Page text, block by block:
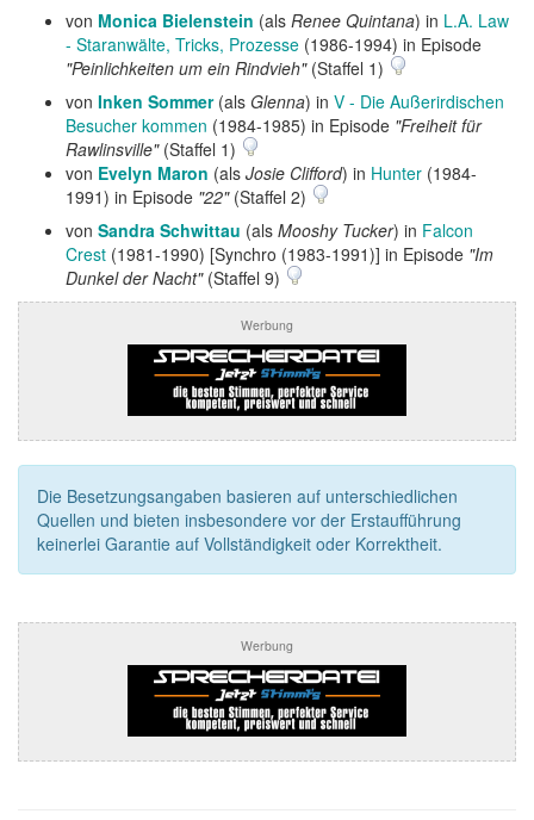
von Monica Bielenstein (als Renee Quintana) in L.A. Law
- Staranwälte, Tricks, Prozesse (1986-1994) in Episode
"Peinlichkeiten um ein Rindvieh"(Staffel 1)
von Inken Sommer(als Glenna) in V - Die Außerirdischen
Besucher kommen (1984-1985) in Episode "Freiheit für
Rawlinsville"(Staffel 1)
von Evelyn Maron (als Josie Clifford) in Hunter (1984-
1991) in Episode "22"(Staffel 2)
von Sandra Schwittau (als Mooshy Tucker) in Falcon
Crest (1981-1990) [Synchro (1983-1991)] in Episode "Im
Dunkel der Nacht"(Staffel 9)
Werbung
Die Besetzungsangaben basieren auf unterschiedlichen
Quellen und bieten insbesondere vor der Erstaufführung
keinerlei Garantie auf Vollständigkeit oder Korrektheit.
Werbung